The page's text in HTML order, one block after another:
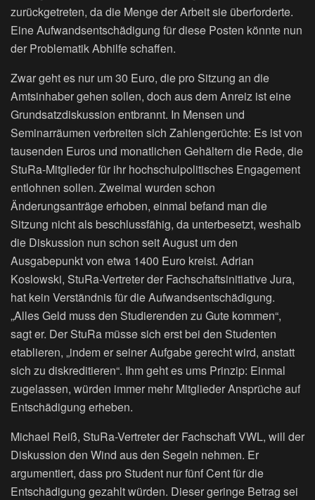
zurückgetreten, da die Menge der Arbeit sie überforderte.
Eine Aufwandsentschädigung für diese Posten könnte nun
der Problematik Abhilfe schaffen.
Zwar geht es nur um 30 Euro, die pro Sitzung an die
Amtsinhaber gehen sollen, doch aus dem Anreiz ist eine
Grundsatzdiskussion entbrannt. In Mensen und
Seminarräumen verbreiten sich Zahlengerüchte: Es ist von
tausenden Euros und monatlichen Gehältern die Rede, die
StuRa-Mitglieder für ihr hochschulpolitisches Engagement
entlohnen sollen. Zweimal wurden schon
Änderungsanträge erhoben, einmal befand man die
Sitzung nicht als beschlussfähig, da unterbesetzt, weshalb
die Diskussion nun schon seit August um den
Ausgabepunkt von etwa 1400 Euro kreist. Adrian
Koslowski, StuRa-Vertreter der Fachschaftsinitiative Jura,
hat kein Verständnis für die Aufwandsentschädigung.
„Alles Geld muss den Studierenden zu Gute kommen“,
sagt er. Der StuRa müsse sich erst bei den Studenten
etablieren, „indem er seiner Aufgabe gerecht wird, anstatt
sich zu diskreditieren“. Ihm geht es ums Prinzip: Einmal
zugelassen, würden immer mehr Mitglieder Ansprüche auf
Entschädigung erheben.
Michael Reiß, StuRa-Vertreter der Fachschaft VWL, will der
Diskussion den Wind aus den Segeln nehmen. Er
argumentiert, dass pro Student nur fünf Cent für die
Entschädigung gezahlt würden. Dieser geringe Betrag sei